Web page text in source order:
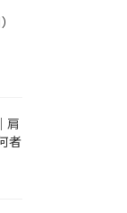
肩
者